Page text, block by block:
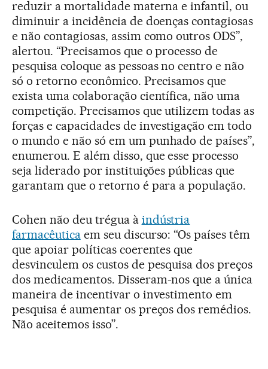
reduzir a mortalidade materna e infantil, ou
diminuir a incidência de doenças contagiosas
e não contagiosas, assim como outros ODS”,
alertou. “Precisamos que o processo de
pesquisa coloque as pessoas no centro e não
só o retorno econômico. Precisamos que
exista uma colaboração científica, não uma
competição. Precisamos que utilizem todas as
forças e capacidades de investigação em todo
o mundo e não só em um punhado de países”,
enumerou. E além disso, que esse processo
seja liderado por instituições públicas que
garantam que o retorno é para a população.
Cohen não deu trégua à indústria
farmacêuticaem seu discurso: “Os países têm
que apoiar políticas coerentes que
desvinculem os custos de pesquisa dos preços
dos medicamentos. Disseram-nos que a única
maneira de incentivar o investimento em
pesquisa é aumentar os preços dos remédios.
Não aceitemos isso”.